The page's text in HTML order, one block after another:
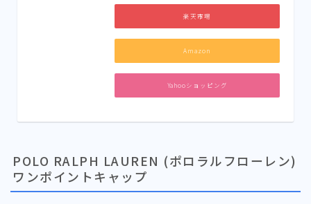
楽天市場
Amazon
Yahooショッピング
POLO RALPH LAUREN (ポロラルフローレン)
ワンポイントキャップ